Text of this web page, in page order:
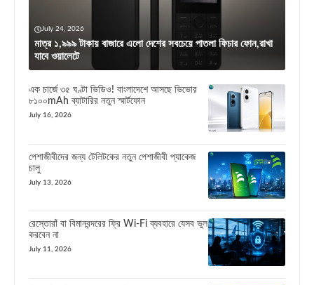
July 24, 2026
মাত্র ১,৯৯৯ টাকায় বাজারে এলো দেশের সবচেয়ে পাতলা ফিচার ফোন,রাখা
যাবে ওয়ালেটে
এক চার্জে ৩৫ ঘণ্টা ভিডিও! বাংলাদেশে আসছে ভিভোর
৮১০০mAh ব্যাটারির নতুন স্মার্টফোন
July 16, 2026
পেশাজীবীদের জন্য টেলিটকের নতুন পেশাজীবী প্যাকেজ
চালু
July 13, 2026
রেস্তোরাঁ বা বিমানবন্দরের ফ্রি Wi-Fi ব্যবহারে যেসব ভুল
করবেন না
July 11, 2026